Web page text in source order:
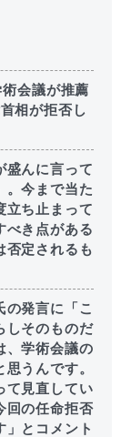
会議が推薦
相が拒否し
盛んに言って
。今まで当た
立ち止まって
べき点がある
否定されるも
の発言に「こ
しそのものだ
、学術会議の
うんです。
て見直してい
回の任命拒否
」とコメント